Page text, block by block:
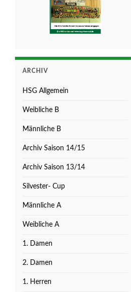
ARCHIV
HSG Allgemein
Weibliche B
Männliche B
Archiv Saison 14/15
Archiv Saison 13/14
Silvester- Cup
Männliche A
Weibliche A
1. Damen
2. Damen
1. Herren